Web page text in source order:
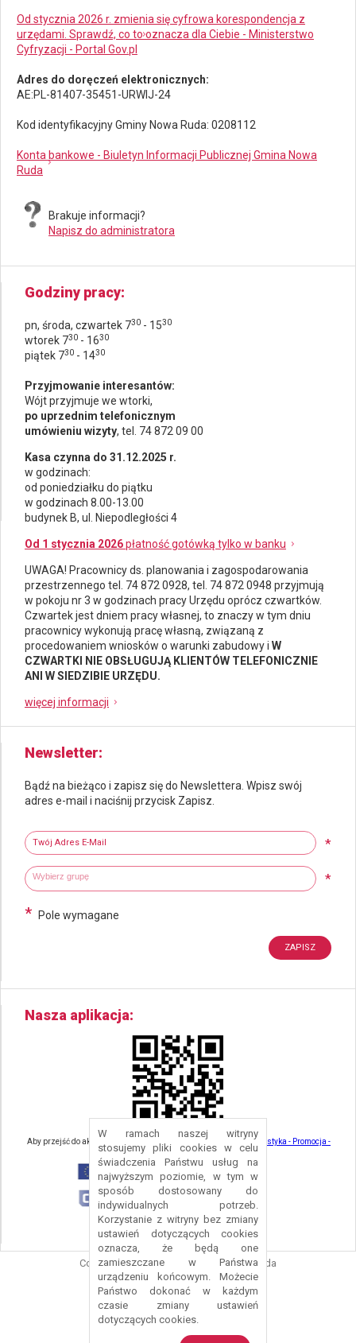
W ramach naszej witryny
stosujemy pliki cookies w celu
świadczenia Państwu usług na
najwyższym poziomie, w tym w
sposób dostosowany do
indywidualnych potrzeb.
Korzystanie z witryny bez zmiany
ustawień dotyczących cookies
oznacza, że będą one
zamieszczane w Państwa
urządzeniu końcowym. Możecie
Państwo dokonać w każdym
czasie zmiany ustawień
dotyczących cookies.
Od stycznia 2026 r. zmienia się cyfrowa korespondencja z
urzędami. Sprawdź, co to oznacza dla Ciebie - Ministerstwo
Cyfryzacji - Portal Gov.pl
Adres do doręczeń elektronicznych:
AE:PL-81407-35451-URWIJ-24
Kod identyfikacyjny Gminy Nowa Ruda: 0208112
Konta bankowe - Biuletyn Informacji Publicznej Gmina Nowa
Ruda
Brakuje informacji?
Napisz do administratora
Godziny pracy
pn, środa, czwartek 730 - 1530
wtorek 730 - 1630
piątek 730 - 1430
Przyjmowanie interesantów:
Wójt przyjmuje we wtorki,
po uprzednim telefonicznym
umówieniu wizyty, tel. 74 872 09 00
Kasa czynna do 31.12.2025 r.
w godzinach:
od poniedziałku do piątku
w godzinach 8.00-13.00
budynek B, ul. Niepodległości 4
Od 1 stycznia 2026płatność gotówką tylko w banku
UWAGA! Pracownicy ds. planowania i zagospodarowania
przestrzennego tel. 74 872 0928, tel. 74 872 0948 przyjmują
w pokoju nr 3 w godzinach pracy Urzędu oprócz czwartków.
Czwartek jest dniem pracy własnej, to znaczy w tym dniu
pracownicy wykonują pracę własną, związaną z
procedowaniem wniosków o warunki zabudowy i W
CZWARTKI NIE OBSŁUGUJĄ KLIENTÓW TELEFONICZNIE
ANI W SIEDZIBIE URZĘDU.
więcej informacji
Newsletter
Bądź na bieżąco i zapisz się do Newslettera. Wpisz swój
adres e-mail i naciśnij przycisk Zapisz.
Twój adres e-mail
*
Wybierz grupy tematyczne *
Wpisz wyszukiwaną fraze
* Pole wymagane
Nasza aplikacja
Aby przejść do aktualności związanych z turystyką - kliknij tu:
Turystyka - Promocja -
Strefa Turysty - Gmina Nowa Ruda
Copyright © 2016 Urząd Gminy Nowa Ruda
Projekt i wykonanie:Logonet Sp. z o.o.